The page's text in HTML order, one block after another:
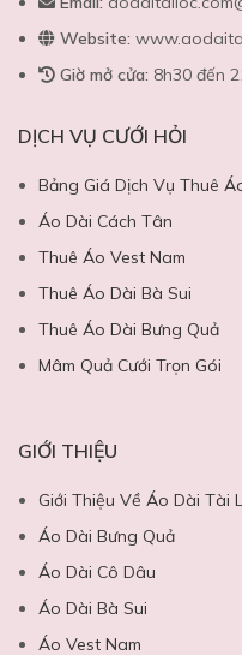
Website:
Giờ mở cửa: 8h30 đến
DỊCH VỤ CƯỚI HỎI
Bảng Giá Dịch Vụ Thuê
Áo Dài Cách Tân
Thuê Áo Vest Nam
Thuê Áo Dài Bà Sui
Thuê Áo Dài Bưng Quả
Mâm Quả Cưới Trọn Gói
GIỚI THIỆU
Giới Thiệu Về Áo Dài Tài
Áo Dài Bưng Quả
Áo Dài Cô Dâu
Áo Dài Bà Sui
Áo Vest Nam